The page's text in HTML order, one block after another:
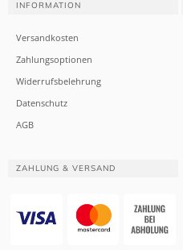
INFORMATION
Versandkosten
Zahlungsoptionen
Widerrufsbelehrung
Datenschutz
AGB
ZAHLUNG & VERSAND